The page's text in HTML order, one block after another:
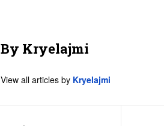
By Kryelajmi
View all articles by Kryelajmi